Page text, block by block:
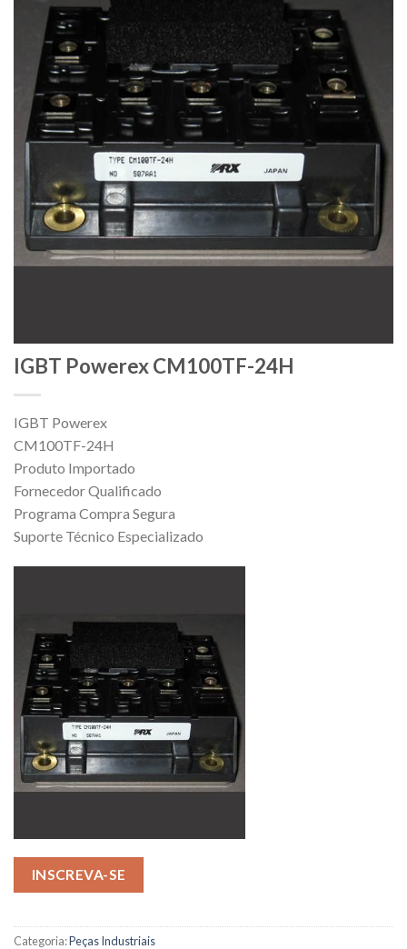
IGBT Powerex CM100TF-24H
IGBT Powerex
CM100TF-24H
Produto Importado
Fornecedor Qualificado
Programa Compra Segura
Suporte Técnico Especializado
INSCREVA-SE
Categoria:Peças Industriais